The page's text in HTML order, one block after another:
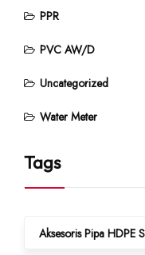
PPR
PVC AW/D
Uncategorized
Water Meter
Tags
Aksesoris Pipa HDPE